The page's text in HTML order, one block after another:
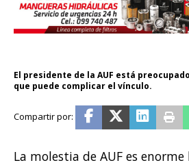
El presidente de la AUF está
que puede complicar el vínculo.
La molestia de AUF es enorme